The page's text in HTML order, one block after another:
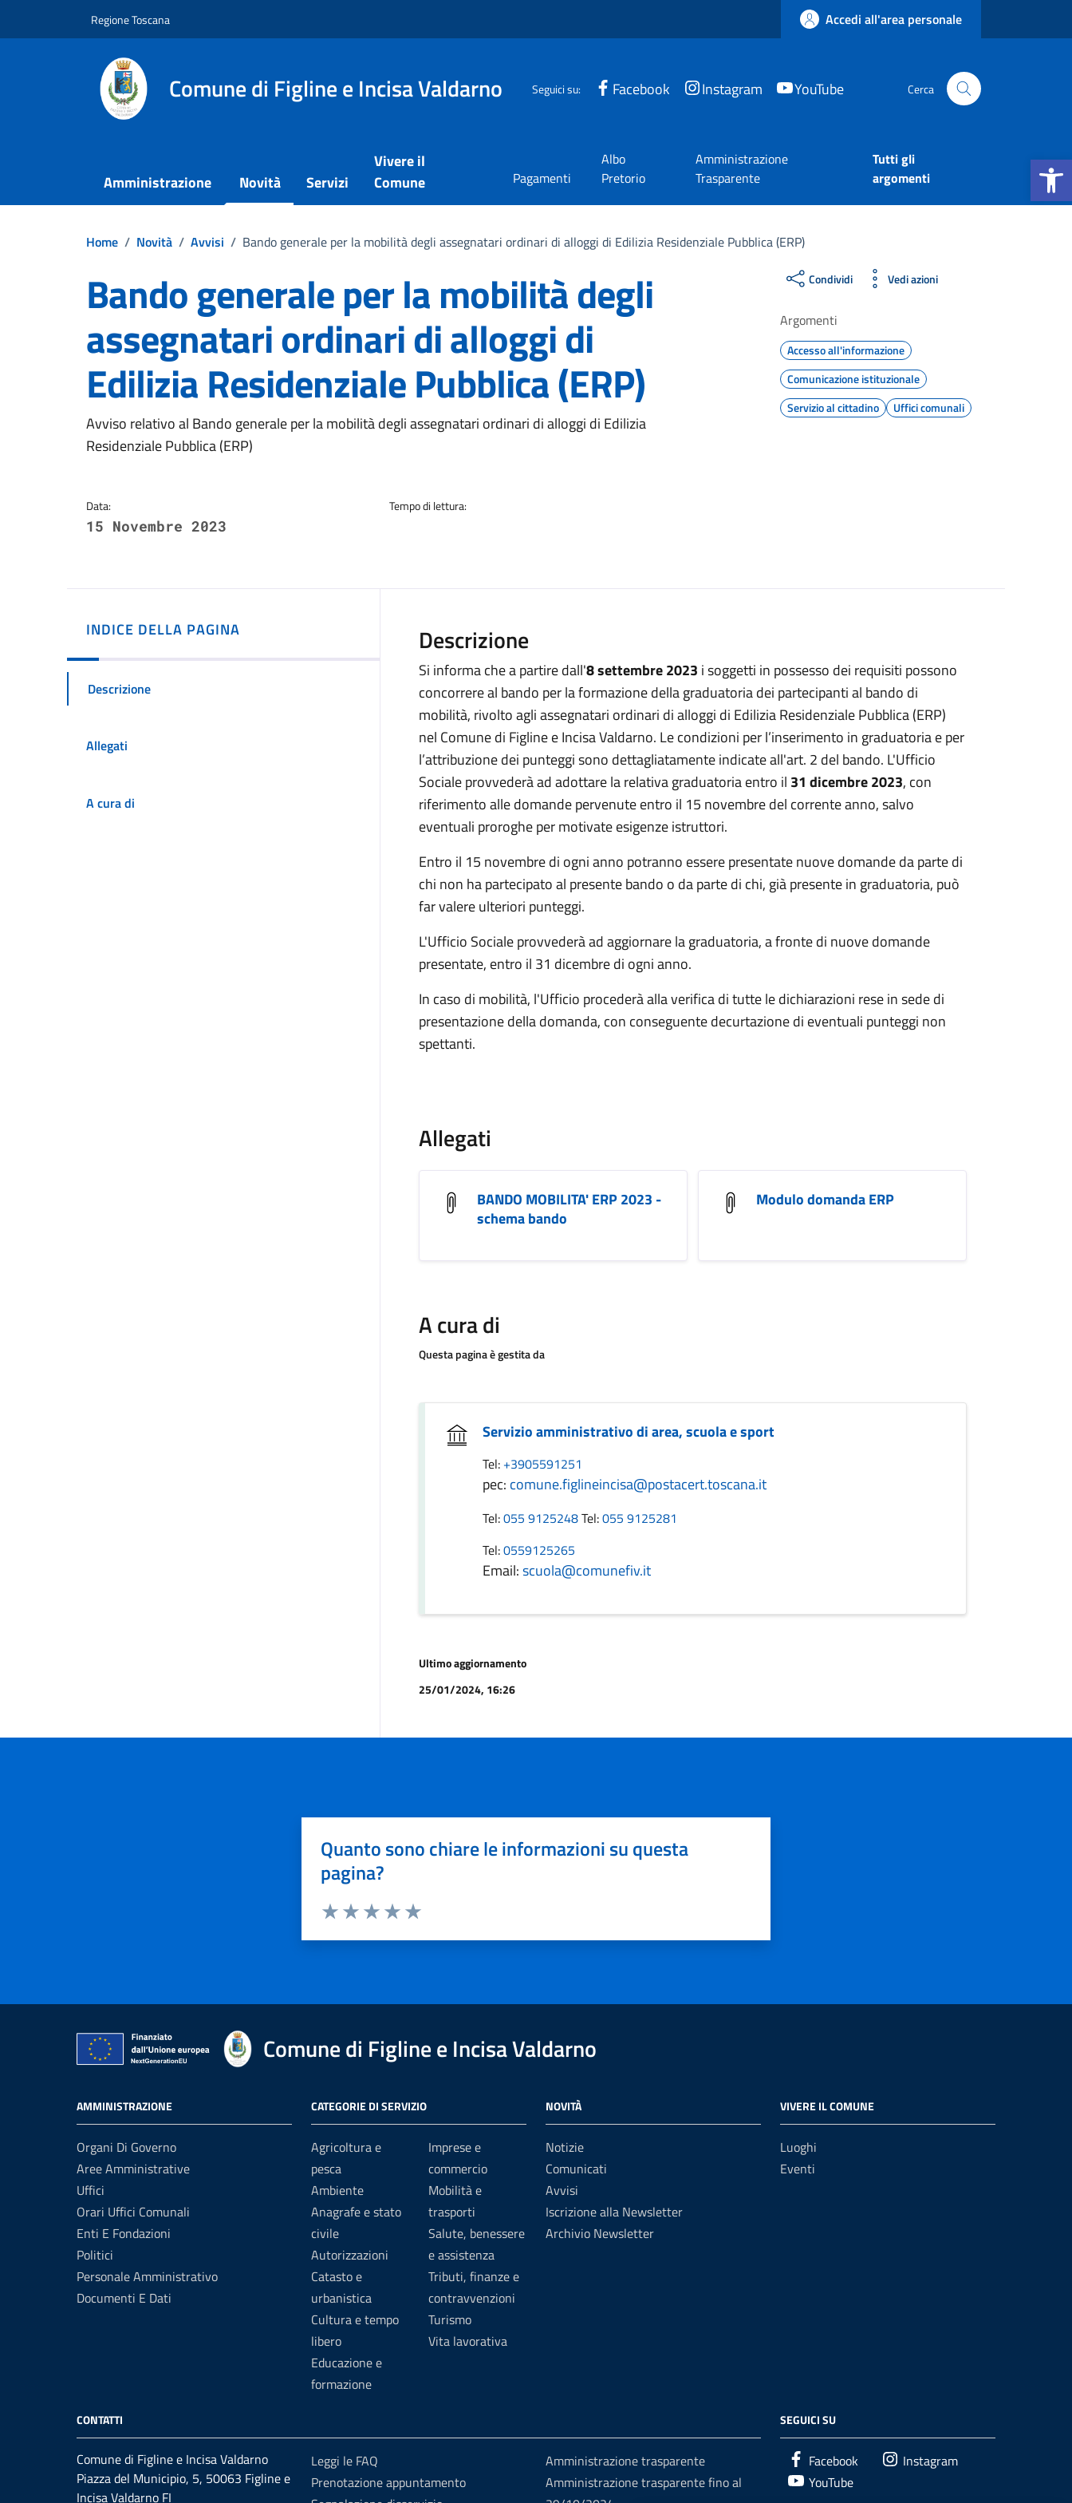
Apri la
Regione Toscana Accedi all'area personale
Comune di Figline e Incisa Valdarno Seguici su: Facebook Instagram YouTube Cerca
Amministrazione Novità Servizi
Vivere il
Comune
Pagamenti
Albo
Pretorio
Amministrazione
Trasparente
Tutti gli
argomenti
Home / Novità / Avvisi / Bando generale per la mobilità degli assegnatari ordinari di alloggi di Edilizia Residenziale Pubblica (ERP)
Bando generale per la mobilità degli
assegnatari ordinari di alloggi di
Edilizia Residenziale Pubblica (ERP)
Dettagli della notizia
Avviso relativo al Bando generale per la mobilità degli assegnatari ordinari di alloggi di Edilizia
Residenziale Pubblica (ERP)
Data:
15 Novembre 2023
Tempo di lettura:
Condividi Vedi azioni
Argomenti
Accesso all'informazione
Comunicazione istituzionale
Servizio al cittadino
Uffici comunali
INDICE DELLA PAGINA
Descrizione
Allegati
A cura di
Descrizione
Si informa che a partire dall'8 settembre 2023 i soggetti in possesso dei requisiti possono
concorrere al bando per la formazione della graduatoria dei partecipanti al bando di
mobilità, rivolto agli assegnatari ordinari di alloggi di Edilizia Residenziale Pubblica (ERP)
nel Comune di Figline e Incisa Valdarno. Le condizioni per l’inserimento in graduatoria e per
l’attribuzione dei punteggi sono dettagliatamente indicate all'art. 2 del bando. L'Ufficio
Sociale provvederà ad adottare la relativa graduatoria entro il 31 dicembre 2023, con
riferimento alle domande pervenute entro il 15 novembre del corrente anno, salvo
eventuali proroghe per motivate esigenze istruttori.
Entro il 15 novembre di ogni anno potranno essere presentate nuove domande da parte di
chi non ha partecipato al presente bando o da parte di chi, già presente in graduatoria, può
far valere ulteriori punteggi.
L'Ufficio Sociale provvederà ad aggiornare la graduatoria, a fronte di nuove domande
presentate, entro il 31 dicembre di ogni anno.
In caso di mobilità, l'Ufficio procederà alla verifica di tutte le dichiarazioni rese in sede di
presentazione della domanda, con conseguente decurtazione di eventuali punteggi non
spettanti.
Allegati
BANDO MOBILITA' ERP 2023 -
schema bando
Modulo domanda ERP
A cura di
Questa pagina è gestita da
Servizio amministrativo di area, scuola e sport
Tel: +3905591251
pec: comune.figlineincisa@postacert.toscana.it
Tel:055 9125248Tel:055 9125281
Tel:0559125265
Email:scuola@comunefiv.it
Ultimo aggiornamento
25/01/2024, 16:26
Quanto sono chiare le informazioni su questa
pagina?
Comune di Figline e Incisa Valdarno
AMMINISTRAZIONE
Organi Di Governo
Aree Amministrative
Uffici
Orari Uffici Comunali
Enti E Fondazioni
Politici
Personale Amministrativo
Documenti E Dati
CATEGORIE DI SERVIZIO
Agricoltura e
pesca
Ambiente
Anagrafe e stato
civile
Autorizzazioni
Catasto e
urbanistica
Cultura e tempo
libero
Educazione e
formazione
Imprese e
commercio
Mobilità e
trasporti
Salute, benessere
e assistenza
Tributi, finanze e
contravvenzioni
Turismo
Vita lavorativa
NOVITÀ
Notizie
Comunicati
Avvisi
Iscrizione alla Newsletter
Archivio Newsletter
VIVERE IL COMUNE
Luoghi
Eventi
CONTATTI
Comune di Figline e Incisa Valdarno
Piazza del Municipio, 5, 50063 Figline e
Incisa Valdarno FI
Leggi le FAQ
Prenotazione appuntamento
Amministrazione trasparente
Amministrazione trasparente fino al
SEGUICI SU
Facebook
Instagram
YouTube